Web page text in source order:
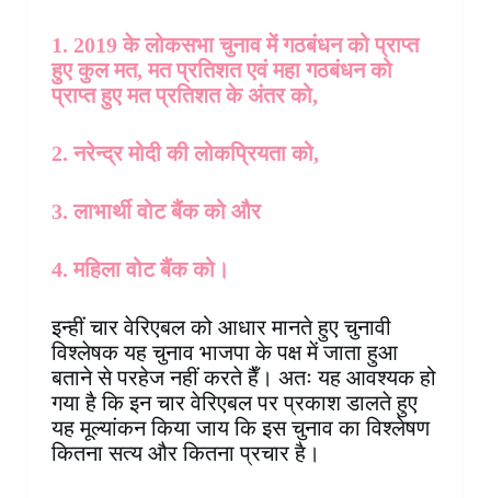
1. 2019 के लोकसभा चुनाव में गठबंधन को प्राप्त
हुए कुल मत, मत प्रतिशत एवं महा गठबंधन को
प्राप्त हुए मत प्रतिशत के अंतर को,
2. नरेन्द्र मोदी की लोकप्रियता को,
3. लाभार्थी वोट बैंक को और
4. महिला वोट बैंक को।
इन्हीं चार वेरिएबल को आधार मानते हुए चुनावी
विश्लेषक यह चुनाव भाजपा के पक्ष में जाता हुआ
बताने से परहेज नहीं करते हैँ। अतः यह आवश्यक हो
गया है कि इन चार वेरिएबल पर प्रकाश डालते हुए
यह मूल्यांकन किया जाय कि इस चुनाव का विश्लेषण
कितना सत्य और कितना प्रचार है।